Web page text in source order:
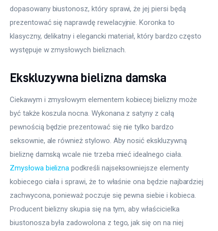
dopasowany biustonosz, który sprawi, że jej piersi będą
prezentować się naprawdę rewelacyjnie. Koronka to
klasyczny, delikatny i elegancki materiał, który bardzo często
występuje w zmysłowych bieliznach.
Ekskluzywna bielizna damska
Ciekawym i zmysłowym elementem kobiecej bielizny może
być także koszula nocna. Wykonana z satyny z całą
pewnością będzie prezentować się nie tylko bardzo
seksownie, ale również stylowo. Aby nosić ekskluzywną
bieliznę damską wcale nie trzeba mieć idealnego ciała.
Zmysłowa bielizna podkreśli najseksowniejsze elementy
kobiecego ciała i sprawi, że to właśnie ona będzie najbardziej
zachwycona, ponieważ poczuje się pewna siebie i kobieca.
Producent bielizny skupia się na tym, aby właścicielka
biustonosza była zadowolona z tego, jak się on na niej